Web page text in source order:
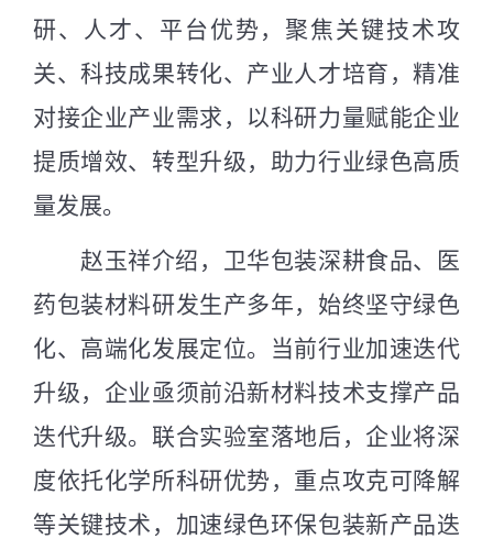
研、人才、平台优势，聚焦关键技术攻
关、科技成果转化、产业人才培育，精准
对接企业产业需求，以科研力量赋能企业
提质增效、转型升级，助力行业绿色高质
量发展。
赵玉祥介绍，卫华包装深耕食品、医
药包装材料研发生产多年，始终坚守绿色
化、高端化发展定位。当前行业加速迭代
升级，企业亟须前沿新材料技术支撑产品
迭代升级。联合实验室落地后，企业将深
度依托化学所科研优势，重点攻克可降解
等关键技术，加速绿色环保包装新产品迭